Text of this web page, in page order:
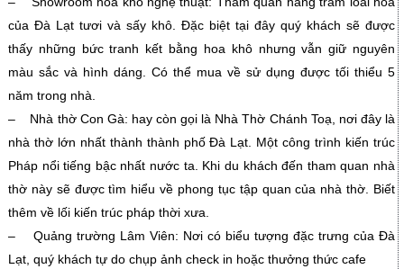
của Đà Lạt tươi và sấy khô. Đặc biệt tại đây quý khách sẽ được
thấy những bức tranh kết bằng hoa khô nhưng vẫn giữ nguyên
màu sắc và hình dáng. Có thể mua về sử dụng được tối thiểu 5
năm trong nhà.
– Nhà thờ Con Gà: hay còn gọi là Nhà Thờ Chánh Toạ, nơi đây là
nhà thờ lớn nhất thành thành phố Đà Lạt. Một công trình kiến trúc
Pháp nổi tiếng bậc nhất nước ta. Khi du khách đến tham quan nhà
thờ này sẽ được tìm hiểu về phong tục tập quan của nhà thờ. Biết
thêm về lối kiến trúc pháp thời xưa.
– Quảng trường Lâm Viên: Nơi có biểu tượng đặc trưng của Đà
Lạt, quý khách tự do chụp ảnh check in hoặc thưởng thức cafe